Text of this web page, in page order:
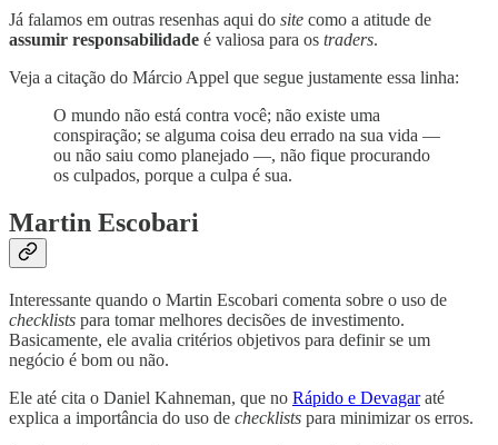
Já falamos em outras resenhas aqui do site como a atitude de
assumir responsabilidade é valiosa para os traders.
Veja a citação do Márcio Appel que segue justamente essa linha:
O mundo não está contra você; não existe uma
conspiração; se alguma coisa deu errado na sua vida —
ou não saiu como planejado —, não fique procurando
os culpados, porque a culpa é sua.
Martin Escobari
Interessante quando o Martin Escobari comenta sobre o uso de
checklists para tomar melhores decisões de investimento.
Basicamente, ele avalia critérios objetivos para definir se um
negócio é bom ou não.
Ele até cita o Daniel Kahneman, que no Rápido e Devagaraté
explica a importância do uso de checklists para minimizar os erros.